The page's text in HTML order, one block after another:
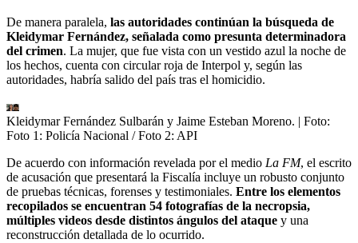
De manera paralela, las autoridades continúan la búsqueda de
Kleidymar Fernández, señalada como presunta determinadora
del crimen. La mujer, que fue vista con un vestido azul la noche de
los hechos, cuenta con circular roja de Interpol y, según las
autoridades, habría salido del país tras el homicidio.
Kleidymar Fernández Sulbarán y Jaime Esteban Moreno. | Foto:
Foto 1: Policía Nacional / Foto 2: API
De acuerdo con información revelada por el medio La FM, el escrito
de acusación que presentará la Fiscalía incluye un robusto conjunto
de pruebas técnicas, forenses y testimoniales. Entre los elementos
recopilados se encuentran 54 fotografías de la necropsia,
múltiples videos desde distintos ángulos del ataque y una
reconstrucción detallada de lo ocurrido.